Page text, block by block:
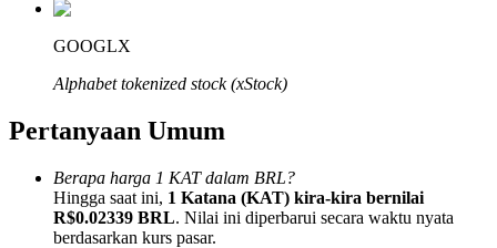
Afiliasi Bitrue
Hingga 65% Komisi!
GOOGLX
Alphabet tokenized stock (xStock)
Pertanyaan Umum
Berapa harga 1 KAT dalam BRL?
Hingga saat ini, 1 Katana (KAT) kira-kira bernilai
R$0.02339 BRL. Nilai ini diperbarui secara waktu nyata
berdasarkan kurs pasar.